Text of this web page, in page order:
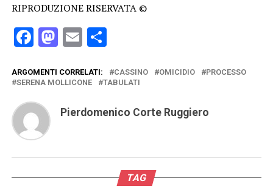
RIPRODUZIONE RISERVATA ©
Facebook
Mastodon
EmailCondividi
ARGOMENTI CORRELATI: CASSINO OMICIDIO
PROCESSO
SERENA MOLLICONE
TABULATI
Pierdomenico Corte Ruggiero
TAG